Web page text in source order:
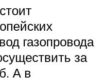
газопровода
за
А в